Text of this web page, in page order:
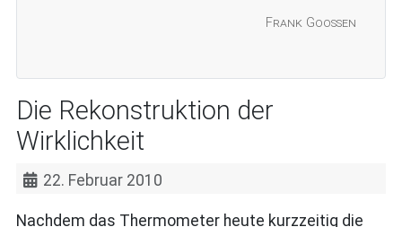
Frank Goossen
Die Rekonstruktion der
Wirklichkeit
22. Februar 2010
Nachdem das Thermometer heute kurzzeitig die